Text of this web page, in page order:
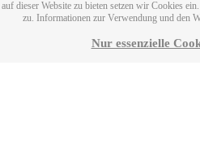
dieser Website zu bieten setzen wir Cookies
zu. Informationen zur Verwendung und den
Nur essenzielle